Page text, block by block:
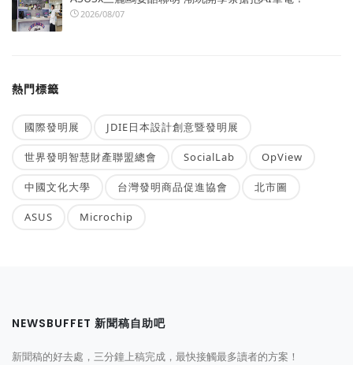
2026/08/07
熱門標籤
國際發明展 JDIE日本設計創意暨發明展
世界發明智慧財產聯盟總會 SocialLab OpView
中國文化大學 台灣發明商品促進協會 北市圖
ASUS Microchip
NEWSBUFFET 新聞稿自助吧
新聞稿的好去處，三分鐘上稿完成，最快接觸最多讀者的方案！